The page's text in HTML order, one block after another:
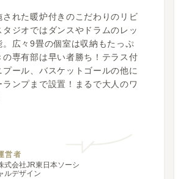
画像一覧
運営者
された暖炉付きのこだわりのリビ
タジオではダンスやドラムのレッ
。広々9畳の個室は収納もたっぷ
の専有部は早い者勝ち！テラス付
プール、バスケットゴールの他に
ランプまで設置！まるで大人のワ
営者
式会社JR東日本ソーシ
ルデザイン